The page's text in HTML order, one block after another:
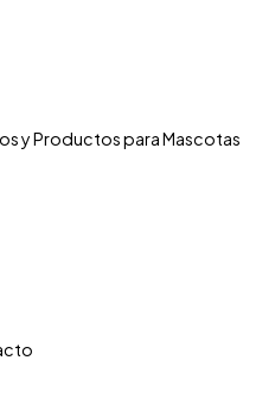
y Productos para Mascotas